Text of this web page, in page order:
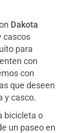
Dakota
cascos
para
con
con
que deseen
y casco.
bicicleta o
un paseo en